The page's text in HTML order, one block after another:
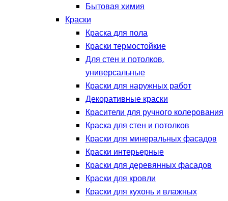
Бытовая химия
Краски
Краска для пола
Краски термостойкие
Для стен и потолков,
универсальные
Краски для наружных работ
Декоративные краски
Красители для ручного колерования
Краска для стен и потолков
Краски для минеральных фасадов
Краски интерьерные
Краски для деревянных фасадов
Краски для кровли
Краски для кухонь и влажных